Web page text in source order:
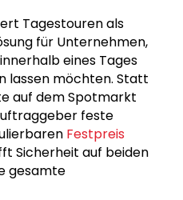
Tagestouren als
für Unternehmen,
eines Tages
lassen möchten. Statt
auf dem Spotmarkt
feste
Festpreis
Sicherheit auf beiden
gesamte